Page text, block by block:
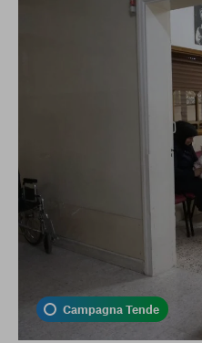
Campagna Tende